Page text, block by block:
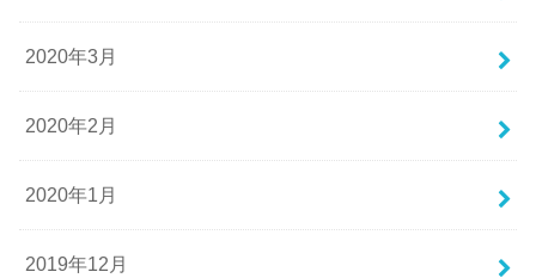
2020年3月
2020年2月
2020年1月
2019年12月